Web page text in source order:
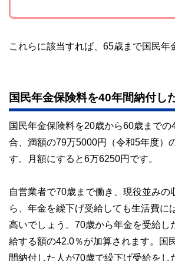
これらに該当すれば、65歳まで国民年
国民年金保険料を40年間納付し
国民年金保険料を20歳から60歳までの
合、満額の79万5000円（令和5年度）
す。月額にすると6万6250円です。
自営業者で70歳まで働き、現役並みの
ら、年金を繰下げ受給しても生活費に
高いでしょう。70歳から年金を受給し
給する額の42.0％が加算されます。国
間納付した人が70歳で繰下げ受給をし